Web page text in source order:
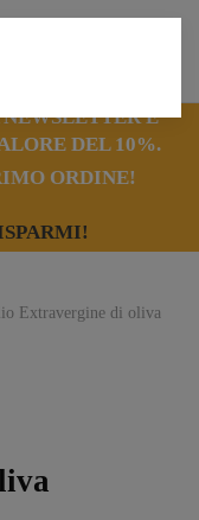
E
DEL 10%.
RATE
Extravergine di oliva